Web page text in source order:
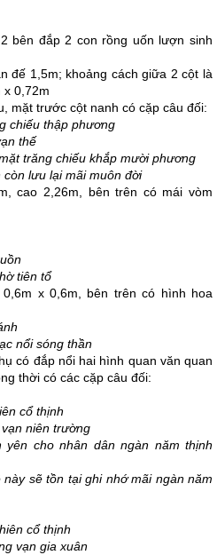
bên đắp 2 con rồng uốn lượn sinh
đế 1,5m; khoảng cách giữa 2 cột là
x 0,72m
mặt trước cột nanh có cặp câu đối:
chiếu thập phương
thế
trăng chiếu khắp mười phương
lại mãi muôn đời
cao 2,26m, bên trên có mái vòm
tiên tổ
x 0,6m, bên trên có hình hoa
sóng thần
có đắp nổi hai hình quan văn quan
thời có các cặp câu đối:
cổ thịnh
niên trường
cho nhân dân ngàn năm thịnh
này sẽ tồn tại ghi nhớ mãi ngàn năm
cổ thịnh
gia xuân